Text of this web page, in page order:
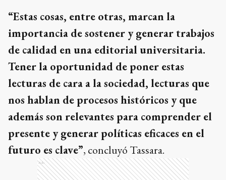
“Estas cosas, entre otras, marcan la
importancia de sostener y generar trabajos
de calidad en una editorial universitaria.
Tener la oportunidad de poner estas
lecturas de cara a la sociedad, lecturas que
nos hablan de procesos históricos y que
además son relevantes para comprender el
presente y generar políticas eficaces en el
futuro es clave”, concluyó Tassara.
Ads